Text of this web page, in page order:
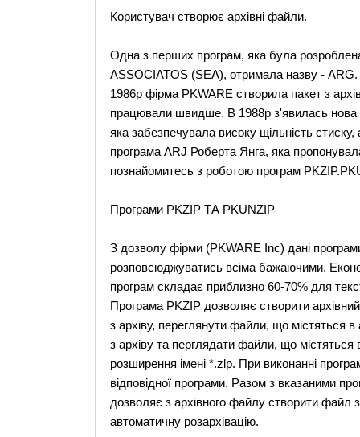
Користувач створює архівні файли.
Одна з перших програм, яка була
ASSOCIATOS (SEA), отримала назву -
1986р фірма PKWARE створила пакет з
працювали швидше. В 1988р з'явилась нова
яка забезпечувала високу щільність
програма ARJ Роберта Янга, яка
познайомитесь з роботою програм
Програми PKZIP ТА PKUNZIP
З дозволу фірми (PKWARE Inc) дані
розповсюджуватись всіма бажаючими.
програм складає приблизно 60-70% для
Програма PKZIP дозволяє створити
з архіву, переглянути файли, що містяться
з архіву та перглядати файли, що
розширення імені *.zlp. При виконанні
відповідної програми. Разом з вказаними
дозволяє з архівного файлу створити файл
автоматичну розархівацію.